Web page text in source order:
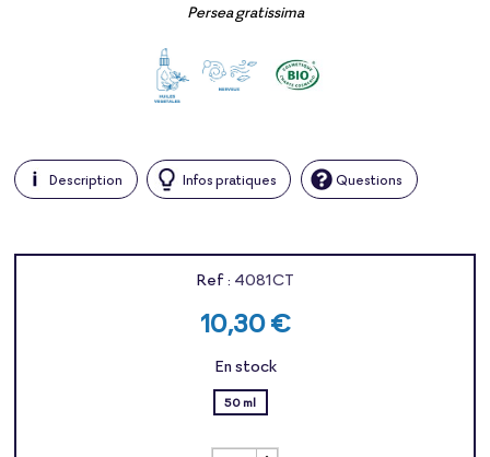
Persea gratissima
Description Infos pratiques Questions
Ref : 4081CT
10,30 €
En stock
50 ml